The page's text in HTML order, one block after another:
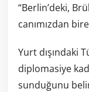
“Berlin’deki,
canımızdan
Yurt dışındaki
diplomasiye
sunduğunu